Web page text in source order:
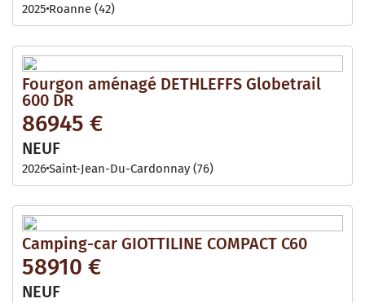
2025 Roanne (42)
Fourgon aménagé DETHLEFFS Globetrail
600 DR
86945 €
NEUF
2026Saint-Jean-Du-Cardonnay (76)
Camping-car GIOTTILINE COMPACT C60
58910 €
NEUF